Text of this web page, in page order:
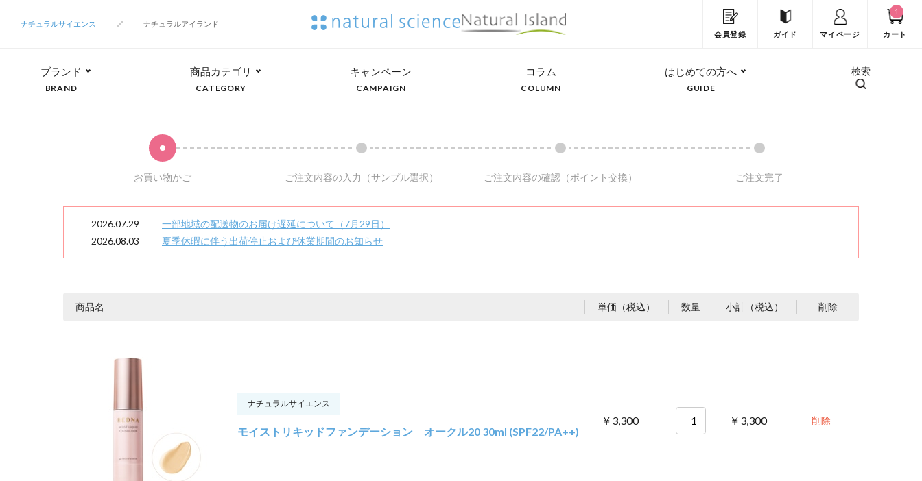
ナチュラルサイエンス
ナチュラルアイランド
会員登録
ガイド マイページ
1
カート
ブランド
BRAND
商品カテゴリ
CATEGORY
キャンペーン
CAMPAIGN
コラム
COLUMN
はじめての方へ
GUIDE
検索
お買い物かご ご注文内容の入力 （サンプル選択） ご注文内容の確認 （ポイント交換） ご注文完了
2026.07.29
一部地域の配送物のお届け遅延について（7月29日）
2026.08.03
夏季休暇に伴う出荷停止および休業期間のお知らせ
商品名 単価（税込） 数量 小計（税込） 削除
ナチュラルサイエンス
モイストリキッドファンデーション オークル20 30ml (SPF22/PA++)
￥3,300 ￥3,300 削除